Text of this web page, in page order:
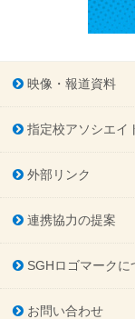
映像・報道資料
指定校アソシエイ
外部リンク
連携協力の提案
SGHロゴマークに
お問い合わせ